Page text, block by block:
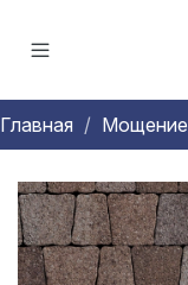
Главная Мощение